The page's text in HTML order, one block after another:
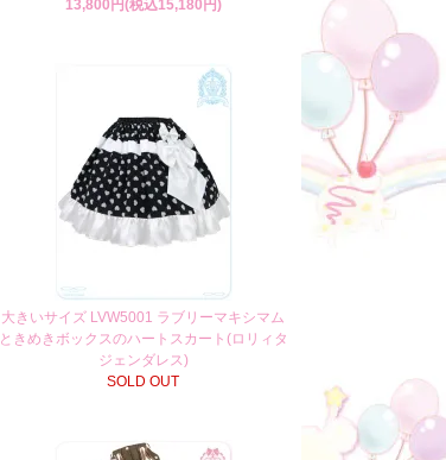
13,800円(税込15,180円)
大きいサイズ LVW5001 ラブリーマキシマム
ときめきボックスのハートスカート(ロリィタ
ジェンダレス)
SOLD OUT